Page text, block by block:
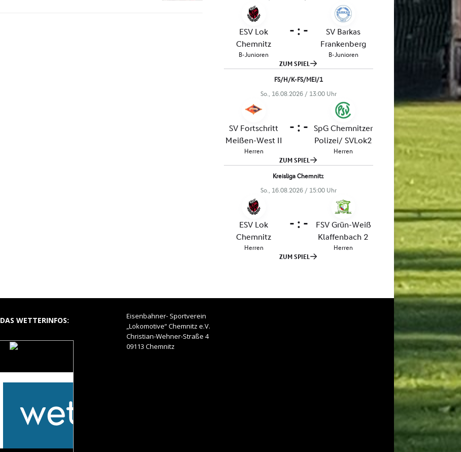
DAS WETTERINFOS:
Eisenbahner- Sportverein
„Lokomotive“ Chemnitz e.V.
Christian-Wehner-Straße 4
09113 Chemnitz